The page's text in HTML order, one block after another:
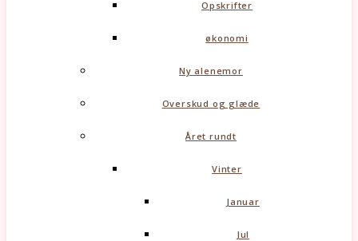
Opskrifter
økonomi
Ny alenemor
Overskud og glæde
Året rundt
Vinter
Januar
Jul